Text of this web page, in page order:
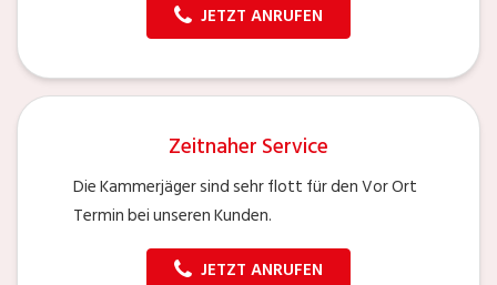
JETZT ANRUFEN
Zeitnaher Service
Die Kammerjäger sind sehr flott für den Vor Ort
Termin bei unseren Kunden.
JETZT ANRUFEN